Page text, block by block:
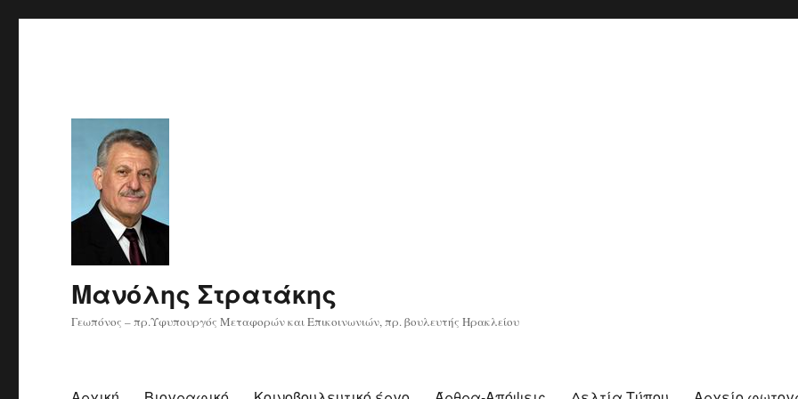
Μανόλης Στρατάκης
Γεωπόνος – πρ.Υφυπουργός Μεταφορών και Επικοινωνιών, πρ. βουλευτής Ηρακλείου